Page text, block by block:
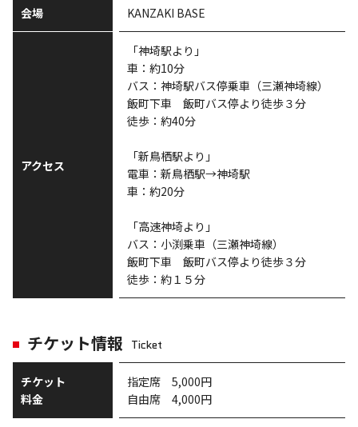
会場 KANZAKI BASE
アクセス
「神埼駅より」
車：約10分
バス：神埼駅バス停乗車（三瀬神埼線）
飯町下車 飯町バス停より徒歩３分
徒歩：約40分
「新鳥栖駅より」
電車：新鳥栖駅→神埼駅
車：約20分
「高速神埼より」
バス：小渕乗車（三瀬神埼線）
飯町下車 飯町バス停より徒歩３分
徒歩：約１５分
チケット情報 Ticket
チケット
料金
指定席 5,000円
自由席 4,000円